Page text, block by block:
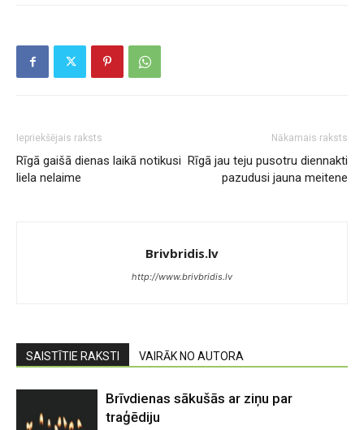
Iepriekšējais raksts
Rīgā gaišā dienas laikā notikusi
liela nelaime
Nākamais raksts
Rīgā jau teju pusotru diennakti
pazudusi jauna meitene
Brivbridis.lv
http://www.brivbridis.lv
SAISTĪTIE RAKSTI VAIRĀK NO AUTORA
Brīvdienas sākušās ar ziņu par
traģēdiju